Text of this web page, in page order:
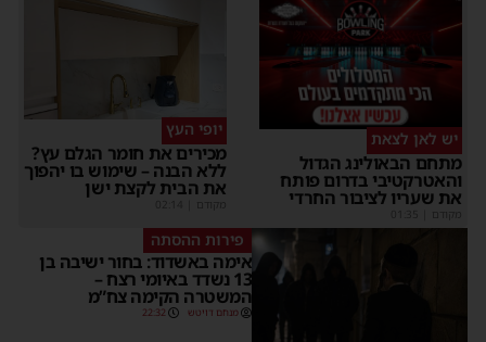
יש לאן לצאת
מתחם הבאולינג הגדול
והאטרקטיבי בדרום פותח
את שעריו לציבור החרדי
מקודם
יופי העץ
מכירים את חומר הגלם עץ?
ללא הבנה – שימוש בו יהפוך
את הבית לקצת ישן
מקודם
פירות ההסתה
אימה באשדוד: בחור ישיבה בן
13 נשדד באיומי רצח –
המשטרה הקימה צח”מ
מנחם דויטש 22:32